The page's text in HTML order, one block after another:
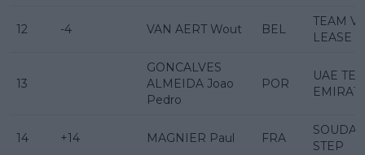
12 -4 VAN AERT Wout BEL
TEAM
LEASE
13
GONCALVES
ALMEIDA Joao
Pedro
POR
UAE
14 +14 MAGNIER Paul FRA
STEP